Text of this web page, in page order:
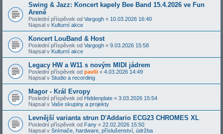
Swing & Jazz: Koncert kapely Bee Band 15.4.2026 ve Fun
Areně
Poslední příspěvek od Vargogh « 10.03.2026 16:40
Napsal v Kulturní akce
Koncert LouBand & Host
Poslední příspěvek od Vargogh « 9.03.2026 15:58
Napsal v Kulturní akce
Legacy HW a W11 s novým MIDI jádrem
Poslední příspěvek od pavlii « 4.03.2026 14:49
Napsal v Studio a recording
Magor - Král Evropy
Poslední příspěvek od Hiddenplate « 3.03.2026 15:54
Napsal v Vaše skupiny a projekty
Levnější varianta strun D'Addario ECG23 CHROMES XL
Poslední příspěvek od Fany « 22.02.2026 15:50
Napsal v Snímače, hardware, příslušenství, údržba